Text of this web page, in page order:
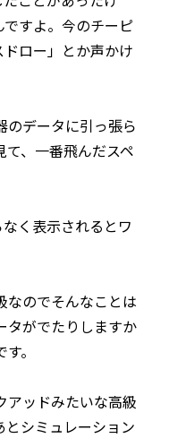
すよ。今のチーピ
ロー」とか声かけ
データに引っ張ら
、一番飛んだスペ
く表示されるとワ
のでそんなことは
タがでたりしますか
。
アッドみたいな高級
とシミュレーション